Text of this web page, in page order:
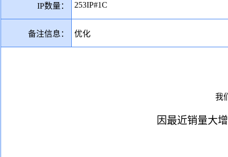
IP数量： 253IP#1C
备注信息： 优化
我
因最近销量大